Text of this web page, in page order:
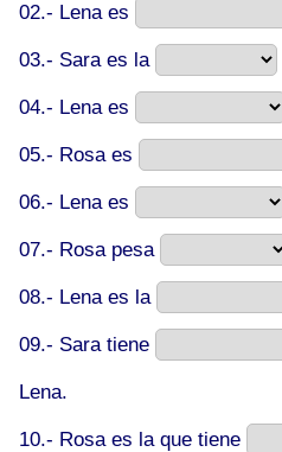
02.- Lena es
03.- Sara es la
04.- Lena es
05.- Rosa es
06.- Lena es
07.- Rosa pesa
08.- Lena es la
09.- Sara tiene
Lena.
10.- Rosa es la que tiene